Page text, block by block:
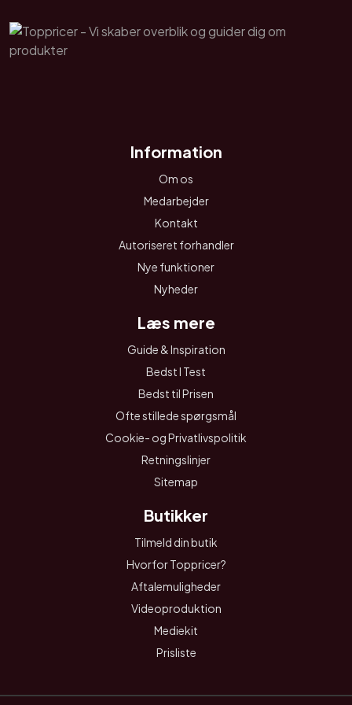
Information
Om os
Medarbejder
Kontakt
Autoriseret forhandler
Nye funktioner
Nyheder
Læs mere
Guide & Inspiration
Bedst I Test
Bedst til Prisen
Ofte stillede spørgsmål
Cookie- og Privatlivspolitik
Retningslinjer
Sitemap
Butikker
Tilmeld din butik
Hvorfor Toppricer?
Aftalemuligheder
Videoproduktion
Mediekit
Prisliste